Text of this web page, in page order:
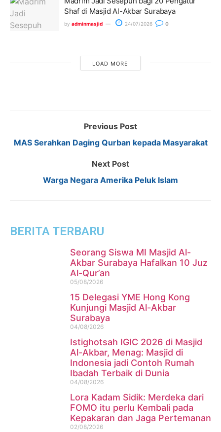
Shaf di Masjid Al-Akbar Surabaya
by adminmasjid 24/07/2026 0
LOAD MORE
Previous Post
MAS Serahkan Daging Qurban kepada Masyarakat
Next Post
Warga Negara Amerika Peluk Islam
BERITA TERBARU
Seorang Siswa MI Masjid Al-
Akbar Surabaya Hafalkan 10 Juz
Al-Qur’an
05/08/2026
15 Delegasi YME Hong Kong
Kunjungi Masjid Al-Akbar
Surabaya
04/08/2026
Istighotsah IGIC 2026 di Masjid
Al-Akbar, Menag: Masjid di
Indonesia jadi Contoh Rumah
Ibadah Terbaik di Dunia
04/08/2026
Lora Kadam Sidik: Merdeka dari
FOMO itu perlu Kembali pada
Kepakaran dan Jaga Pertemanan
02/08/2026